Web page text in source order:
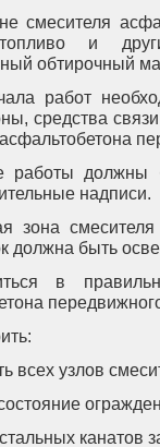
смесителя
и
обтирочный
работ
средства
работы должны
надписи.
зона
должна быть
в
всех узлов
канатов